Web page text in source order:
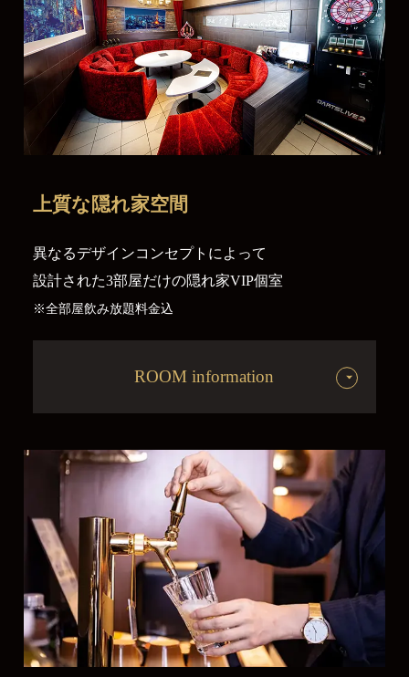
上質な隠れ家空間
異なるデザインコンセプトによって
設計された3部屋だけの隠れ家VIP個室
※全部屋飲み放題料金込
ROOM information